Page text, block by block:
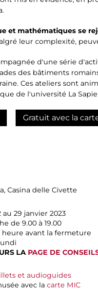
et mathématiques se
leur complexité,
d'une série
des bâtiments
Ces ateliers sont
de l'université La
Gratuit avec la
, Casina delle Civette
29 janvier 2023
de 9.00 à 19.00
avant la fermeture
LA PAGE DE
et audioguides
avec la carte MIC